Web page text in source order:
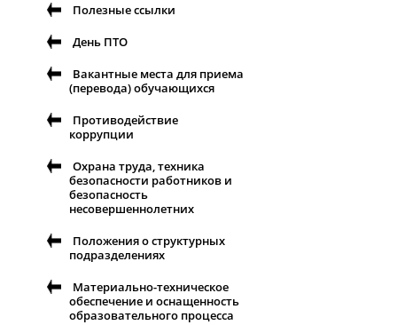
Полезные ссылки
День ПТО
Вакантные места для приема
(перевода) обучающихся
Противодействие
коррупции
Охрана труда, техника
безопасности работников и
безопасность
несовершеннолетних
Положения о структурных
подразделениях
Материально-техническое
обеспечение и оснащенность
образовательного процесса